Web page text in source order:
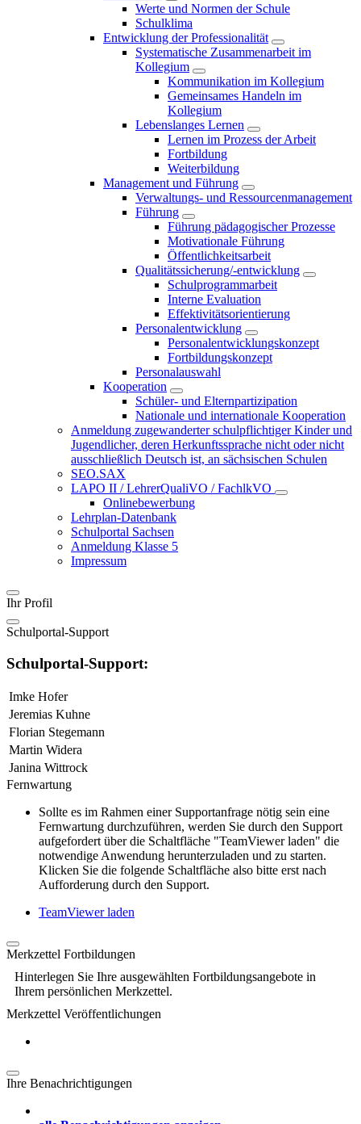
Werte und Normen der Schule
Schulklima
Entwicklung der Professionalität
Systematische Zusammenarbeit im
Kollegium
Kommunikation im Kollegium
Gemeinsames Handeln im
Kollegium
Lebenslanges Lernen
Lernen im Prozess der Arbeit
Fortbildung
Weiterbildung
Management und Führung
Verwaltungs- und Ressourcenmanagement
Führung
Führung pädagogischer Prozesse
Motivationale Führung
Öffentlichkeitsarbeit
Qualitätssicherung/-entwicklung
Schulprogrammarbeit
Interne Evaluation
Effektivitätsorientierung
Personalentwicklung
Personalentwicklungskonzept
Fortbildungskonzept
Personalauswahl
Kooperation
Schüler- und Elternpartizipation
Nationale und internationale Kooperation
Anmeldung zugewanderter schulpflichtiger Kinder und
Jugendlicher, deren Herkunftssprache nicht oder nicht
ausschließlich Deutsch ist, an sächsischen Schulen
SEO.SAX
LAPO II / LehrerQualiVO / FachlkVO
Onlinebewerbung
Lehrplan-Datenbank
Schulportal Sachsen
Anmeldung Klasse 5
Impressum
Ihr Profil
Schulportal-Support
Schulportal-Support:
Imke Hofer
Jeremias Kuhne
Florian Stegemann
Martin Widera
Janina Wittrock
Fernwartung
Sollte es im Rahmen einer Supportanfrage nötig sein eine
Fernwartung durchzuführen, werden Sie durch den Support
aufgefordert über die Schaltfläche "TeamViewer laden" die
notwendige Anwendung herunterzuladen und zu starten.
Klicken Sie die folgende Schaltfläche also bitte erst nach
Aufforderung durch den Support.
TeamViewer laden
Merkzettel Fortbildungen
Hinterlegen Sie Ihre ausgewählten Fortbildungsangebote in
Ihrem persönlichen Merkzettel.
Merkzettel Veröffentlichungen
Ihre Benachrichtigungen